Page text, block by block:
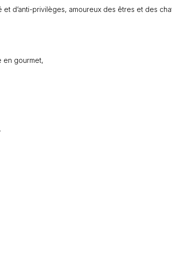
d’anti-privilèges, amoureux des êtres et des
en gourmet,